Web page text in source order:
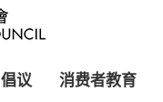
倡议 消费者教育